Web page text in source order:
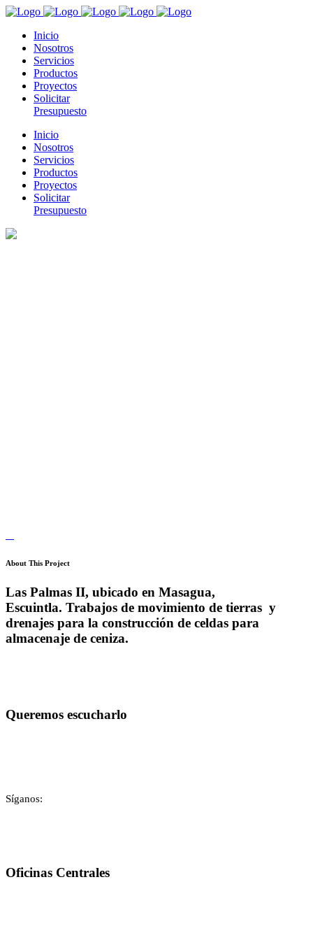
Inicio
Nosotros
Servicios
Productos
Proyectos
Solicitar
Presupuesto
Inicio
Nosotros
Servicios
Productos
Proyectos
Solicitar
Presupuesto
About This Project
Las Palmas II, ubicado en Masagua,
Escuintla. Trabajos de movimiento de tierras y
drenajes para la construcción de celdas para
almacenaje de ceniza.
Queremos escucharlo
Síganos:
Oficinas Centrales